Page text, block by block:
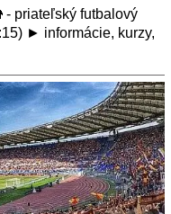
- priateľský futbalový
► informácie, kurzy,